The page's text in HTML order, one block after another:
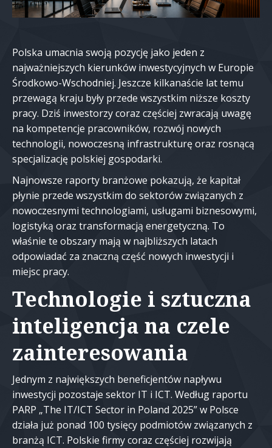
Polska umacnia swoją pozycję jako jeden z
najważniejszych kierunków inwestycyjnych w Europie
Środkowo-Wschodniej. Jeszcze kilkanaście lat temu
przewagą kraju były przede wszystkim niższe koszty
pracy. Dziś inwestorzy coraz częściej zwracają uwagę
na kompetencje pracowników, rozwój nowych
technologii, nowoczesną infrastrukturę oraz rosnącą
specjalizację polskiej gospodarki.
Najnowsze raporty branżowe pokazują, że kapitał
płynie przede wszystkim do sektorów związanych z
nowoczesnymi technologiami, usługami biznesowymi,
logistyką oraz transformacją energetyczną. To
właśnie te obszary mają w najbliższych latach
odpowiadać za znaczną część nowych inwestycji i
miejsc pracy.
Technologie i sztuczna
inteligencja na czele
zainteresowania
Jednym z największych beneficjentów napływu
inwestycji pozostaje sektor IT i ICT. Według raportu
PARP „The IT/ICT Sector in Poland 2025” w Polsce
działa już ponad 100 tysięcy podmiotów związanych z
branżą ICT. Polskie firmy coraz częściej rozwijają